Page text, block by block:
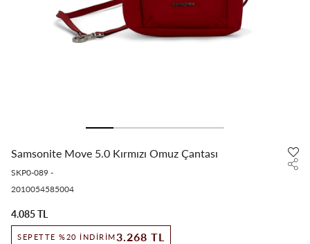
Samsonite Move 5.0 Kırmızı Omuz Çantası
SKP0-089 -
2010054585004
4.085 TL
SEPETTE %20 İNDIRIM3.268 TL